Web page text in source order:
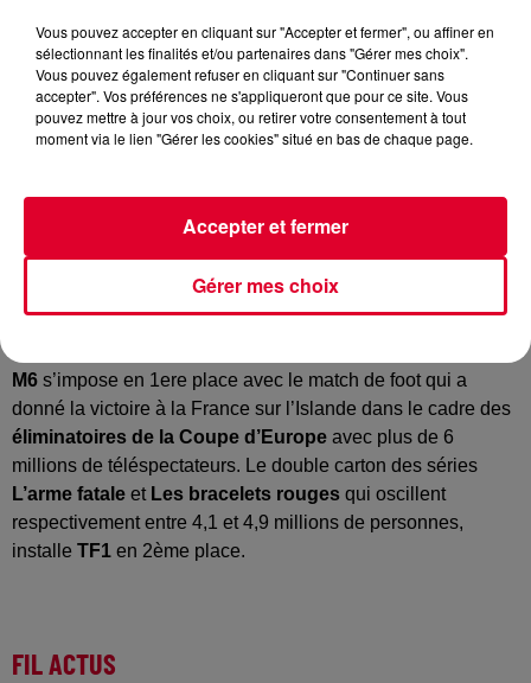
Le point sur le podium des résultats de la semaine scruté
par Médiamétrie, l’institut qui mesure l’audience des télés et
M6 s’impose en 1ere place avec le match de foot qui a
donné la victoire à la France sur l’Islande dans le cadre des
éliminatoires de la Coupe d’Europe avec plus de 6
millions de téléspectateurs. Le double carton des séries
L’arme fatale et Les bracelets rouges qui oscillent
respectivement entre 4,1 et 4,9 millions de personnes,
installe TF1 en 2ème place.
FIL ACTUS
Vous pouvez accepter en cliquant sur "Accepter et fermer", ou affiner en
sélectionnant les finalités et/ou partenaires dans "Gérer mes choix".
Vous pouvez également refuser en cliquant sur "Continuer sans
accepter". Vos préférences ne s'appliqueront que pour ce site. Vous
pouvez mettre à jour vos choix, ou retirer votre consentement à tout
moment via le lien "Gérer les cookies" situé en bas de chaque page.
Gérer mes choix
Accepter et fermer